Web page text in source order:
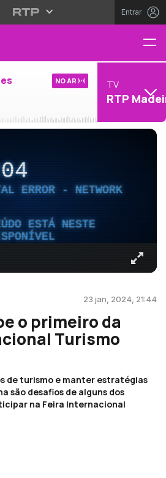
Entrar
NO AR TV
RTP
ERROR - NETWORK
ESTÁ NESTE
23 jan, 2024, 21:44
o primeiro da
Turismo
de turismo e manter estratégias
são desafios de alguns dos
na Feira Internacional